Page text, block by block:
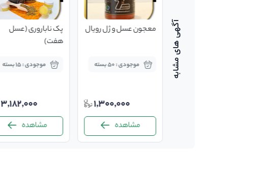
معجون عسل و ژل رویال
موجودی : 50 بسته
1,300,000
مشاهده
پک ناباروری (عسل
هفت)
موجودی : 15 بسته
3,182,000
مشاهده